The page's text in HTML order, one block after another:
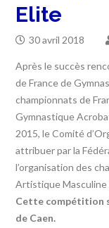
Elite
30 avril 2018
Après le succès
de France de
championnats de
Gymnastique
2015, le Comité
attribuer par la
l’organisation des
Artistique Masculine
Cette compétition
de Caen.